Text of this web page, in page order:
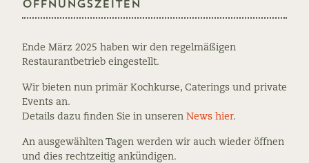
Öffnungszeiten
Ende März 2025 haben wir den regelmäßigen
Restaurantbetrieb eingestellt.
Wir bieten nun primär Kochkurse, Caterings und private
Events an.
Details dazu finden Sie in unseren News hier.
An ausgewählten Tagen werden wir auch wieder öffnen
und dies rechtzeitig ankündigen.